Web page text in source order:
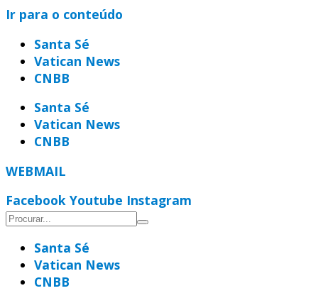
Ir para o conteúdo
Santa Sé
Vatican News
CNBB
Santa Sé
Vatican News
CNBB
WEBMAIL
Facebook Youtube Instagram
Santa Sé
Vatican News
CNBB